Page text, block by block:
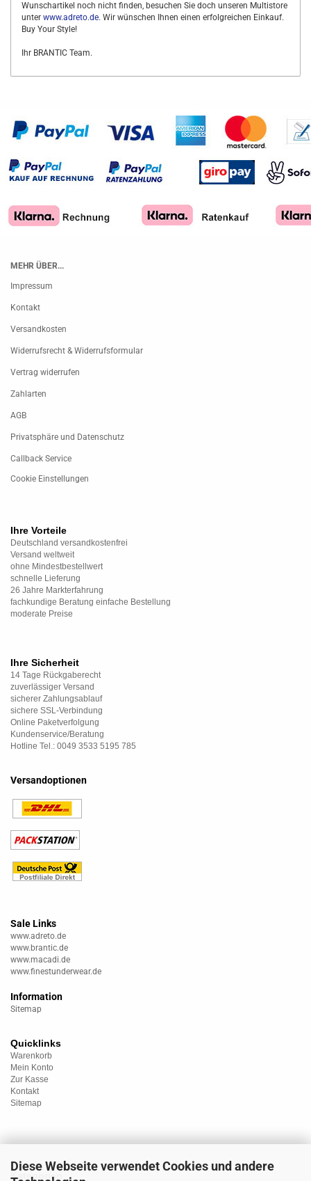
Diese Webseite verwendet Cookies und andere
Wunschartikel noch nicht finden, besuchen Sie doch unseren Multistore
unter www.adreto.de. Wir wünschen Ihnen einen erfolgreichen Einkauf.
Buy Your Style!
Ihr BRANTIC Team.
MEHR ÜBER...
Impressum
Kontakt
Versandkosten
Widerrufsrecht & Widerrufsformular
Vertrag widerrufen
Zahlarten
AGB
Privatsphäre und Datenschutz
Callback Service
Cookie Einstellungen
Ihre Vorteile
Deutschland versandkostenfrei
Versand weltweit
ohne Mindestbestellwert
schnelle Lieferung
26 Jahre Markterfahrung
fachkundige Beratung einfache Bestellung
moderate Preise
Ihre Sicherheit
14 Tage Rückgaberecht
zuverlässiger Versand
sicherer Zahlungsablauf
sichere SSL-Verbindung
Online Paketverfolgung
Kundenservice/Beratung
Hotline Tel.: 0049 3533 5195 785
Versandoptionen
Sale Links
www.adreto.de
www.brantic.de
www.macadi.de
www.finestunderwear.de
Information
Sitemap
Quicklinks
Warenkorb
Mein Konto
Zur Kasse
Kontakt
Sitemap
Kategorien